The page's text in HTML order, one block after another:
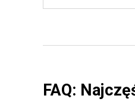
FAQ: